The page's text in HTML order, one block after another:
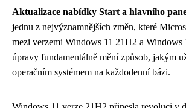
Aktualizace nabídky Start a hlavního
jednu z nejvýznamnějších změn, které
mezi verzemi Windows 11 21H2 a Windows
úpravy fundamentálně mění způsob, jakým
operačním systémem na každodenní bázi.